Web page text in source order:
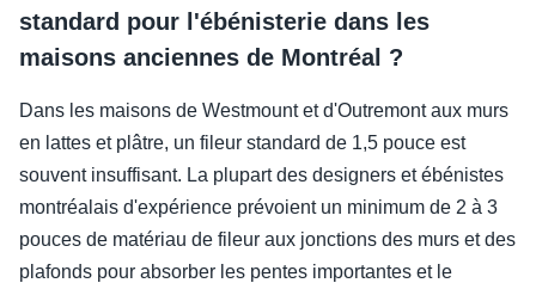
standard pour l'ébénisterie dans les
maisons anciennes de Montréal ?
Dans les maisons de Westmount et d'Outremont aux murs
en lattes et plâtre, un fileur standard de 1,5 pouce est
souvent insuffisant. La plupart des designers et ébénistes
montréalais d'expérience prévoient un minimum de 2 à 3
pouces de matériau de fileur aux jonctions des murs et des
plafonds pour absorber les pentes importantes et le